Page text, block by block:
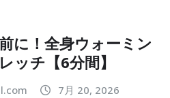
に！全身ウォーミン
ッチ【6分間】
7月 20, 2026